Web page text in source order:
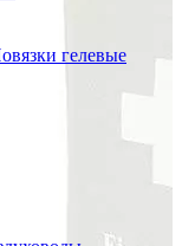
гелевые